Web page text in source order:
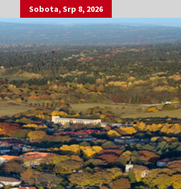
Sobota, Srp 8, 2026